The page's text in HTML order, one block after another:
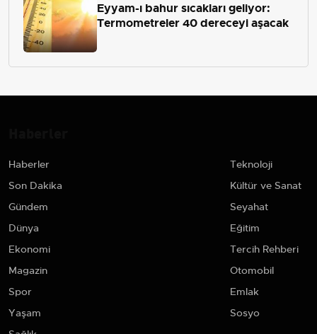
Eyyam-ı bahur sıcakları geliyor:
Termometreler 40 dereceyi aşacak
Haberler
Son Dakika
Gündem
Dünya
Ekonomi
Magazin
Spor
Yaşam
Teknoloji
Kültür ve Sanat
Seyahat
Eğitim
Tercih Rehberi
Otomobil
Emlak
Sosyo